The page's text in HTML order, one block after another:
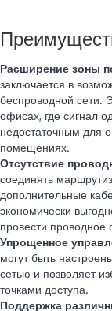
Расширение зоны
заключается в
беспроводной сети.
офисах, где сигнал
недостаточным для
помещениях.
Отсутствие
соединять
дополнительные
экономически
провести проводное
Упрощенное
могут быть
сетью и позволяет
точками доступа.
Поддержка